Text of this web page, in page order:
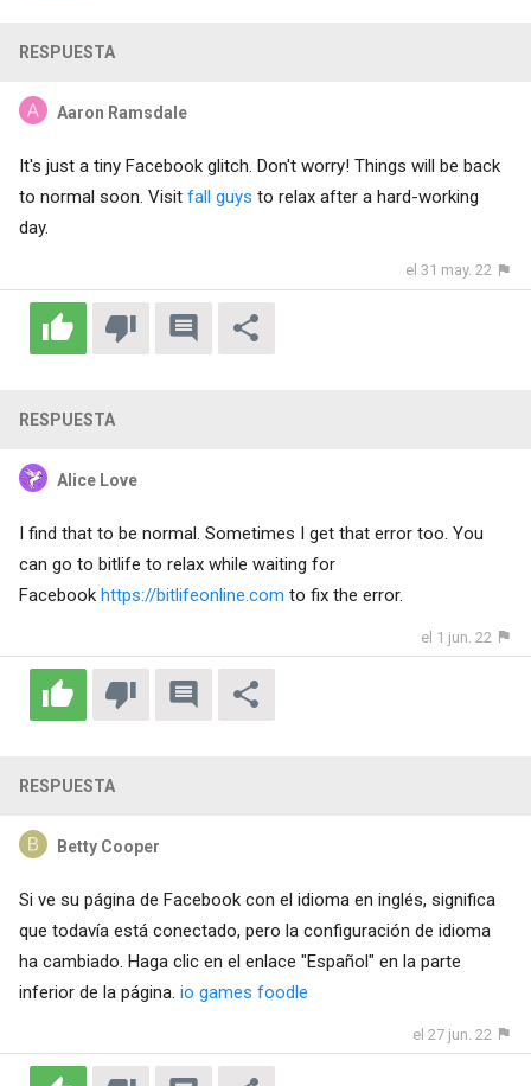
RESPUESTA
Aaron Ramsdale
It's just a tiny Facebook glitch. Don't worry! Things will be back
to normal soon. Visit fall guys to relax after a hard-working
day.
el 31 may. 22
RESPUESTA
Alice Love
I find that to be normal. Sometimes I get that error too. You
can go to bitlife to relax while waiting for
Facebook https://bitlifeonline.com to fix the error.
el 1 jun. 22
RESPUESTA
Betty Cooper
Si ve su página de Facebook con el idioma en inglés, significa
que todavía está conectado, pero la configuración de idioma
ha cambiado. Haga clic en el enlace "Español" en la parte
inferior de la página. io games foodle
el 27 jun. 22